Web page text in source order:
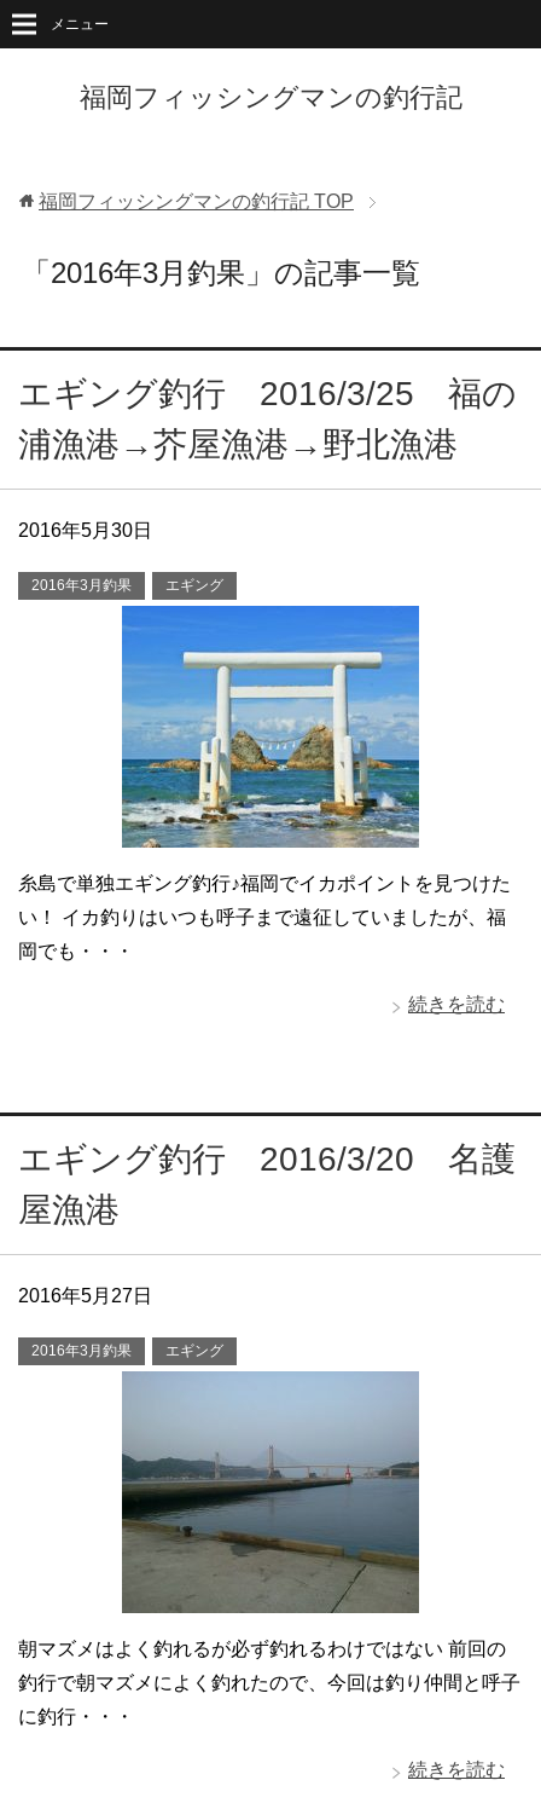
福岡フィッシングマンの釣行記
メニュー
福岡フィッシングマンの釣行記 TOP
「2016年3月釣果」の記事一覧
エギング釣行 2016/3/25 福の
浦漁港→芥屋漁港→野北漁港
2016年5月30日
2016年3月釣果 エギング
糸島で単独エギング釣行♪福岡でイカポイントを見つけた
い！ イカ釣りはいつも呼子まで遠征していましたが、福
岡でも・・・
続きを読む
エギング釣行 2016/3/20 名護
屋漁港
2016年5月27日
2016年3月釣果 エギング
朝マズメはよく釣れるが必ず釣れるわけではない 前回の
釣行で朝マズメによく釣れたので、今回は釣り仲間と呼子
に釣行・・・
続きを読む